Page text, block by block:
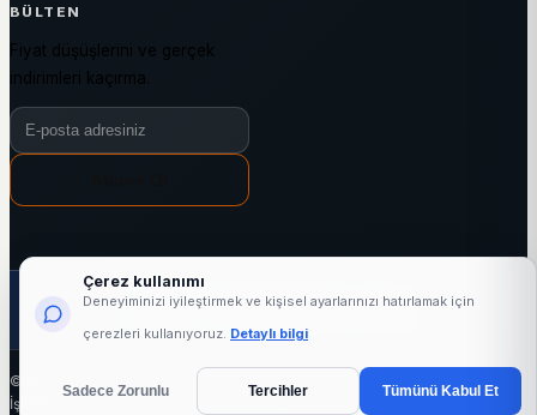
BÜLTEN
Fiyat düşüşlerini ve gerçek
indirimleri kaçırma.
Bülten e-posta adresiniz
1000+ 24763+3144+ 7/24
© 2026 indirimli.com - Tüm hakları saklıdır.
İşleten: Ajans11 LLC (ABD) · Hizmet bölgesi: Türkiye
Çerez kullanımı
Deneyiminizi iyileştirmek ve kişisel ayarlarınızı hatırlamak için
çerezleri kullanıyoruz. Detaylı bilgi
Sadece Zorunlu Tercihler Tümünü Kabul Et